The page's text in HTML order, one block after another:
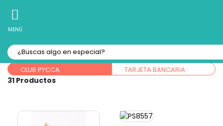
MENÚ
Forma de pago:
CLUB PYCCA TARJETA BANCARIA
31